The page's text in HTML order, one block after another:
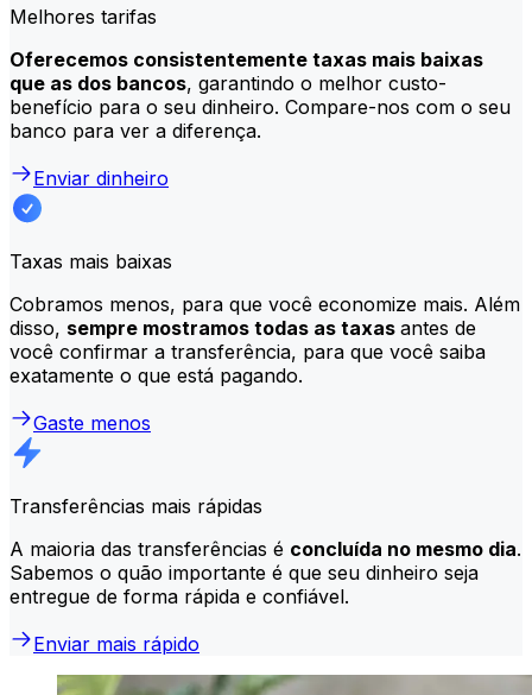
Melhores tarifas
Oferecemos consistentemente taxas mais baixas
que as dos bancos, garantindo o melhor custo-
benefício para o seu dinheiro. Compare-nos com o seu
banco para ver a diferença.
Enviar dinheiro
Taxas mais baixas
Cobramos menos, para que você economize mais. Além
disso, sempre mostramos todas as taxas antes de
você confirmar a transferência, para que você saiba
exatamente o que está pagando.
Gaste menos
Transferências mais rápidas
A maioria das transferências é concluída no mesmo dia.
Sabemos o quão importante é que seu dinheiro seja
entregue de forma rápida e confiável.
Enviar mais rápido